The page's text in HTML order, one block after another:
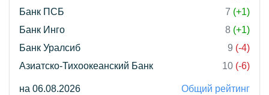
Банк ПСБ
7 (+1)
Банк Инго
8 (+1)
Банк Уралсиб
9 (-4)
Азиатско-Тихоокеанский Банк
10 (-6)
на 06.08.2026 Общий рейтинг